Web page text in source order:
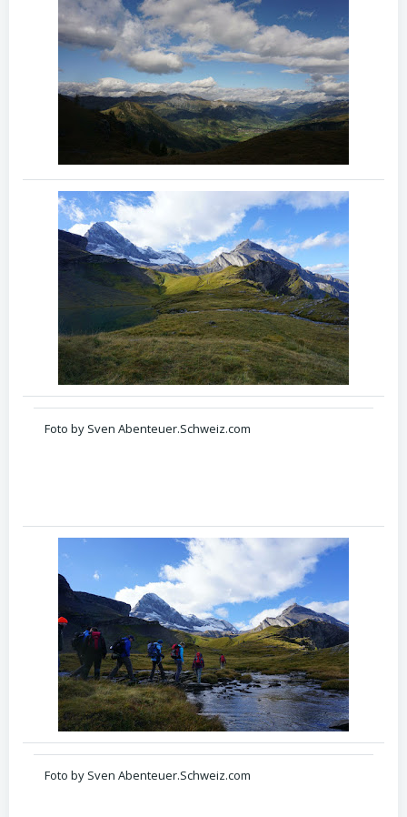
Foto by Sven Abenteuer.Schweiz.com
Foto by Sven Abenteuer.Schweiz.com